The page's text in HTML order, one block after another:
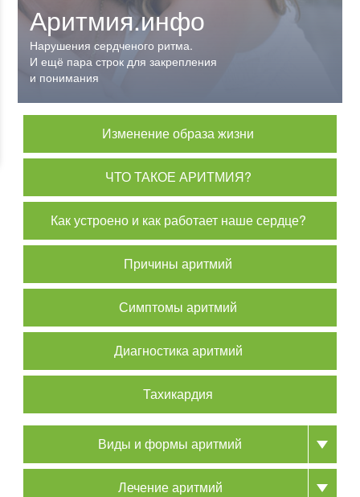
Аритмия.инфо
Нарушения сердченого ритма.
И ещё пара строк для закрепления
и понимания
Аритмия.инфо
Нарушения сердченого ритма.
И ещё пара строк для закрепления
и понимания
Изменение образа жизни
ЧТО ТАКОЕ АРИТМИЯ?
Как устроено и как работает наше сердце?
Причины аритмий
Симптомы аритмий
Диагностика аритмий
Тахикардия
Виды и формы аритмий
Лечение аритмий